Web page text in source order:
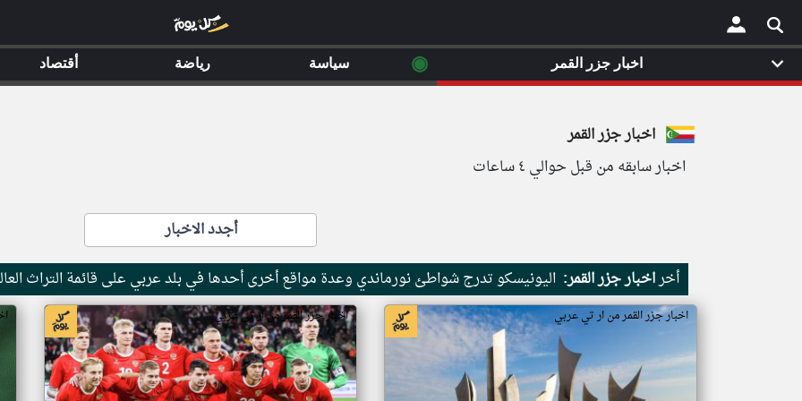
×
اخبار جزر القمر
اخبار سابقه من قبل حوالي ٤ ساعات
أجدد الاخبار
أخراخبار جزر القمر: اليونيسكو تدرج شواطئ نورماندي وعدة مواقع أخرى أحدها في بلد عربي على قائمة التراث
اخبار جزر القمر من ار تي عربي اخبار جزر القمر من ار تي عربي
اخبار جزر القمر ◉ سياسة رياضة أقتصاد